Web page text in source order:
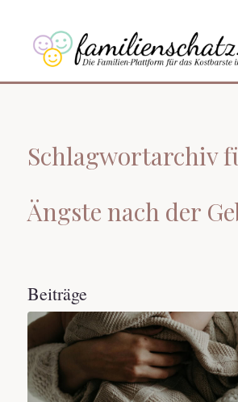
Schlagwortarchiv
Ängste nach der
Beiträge